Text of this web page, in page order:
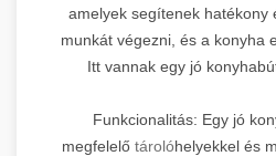
amelyek segítenek hatékony
munkát végezni, és a konyha
Itt vannak egy jó
Funkcionalitás: Egy jó
megfelelőtárolóhelyekkel és